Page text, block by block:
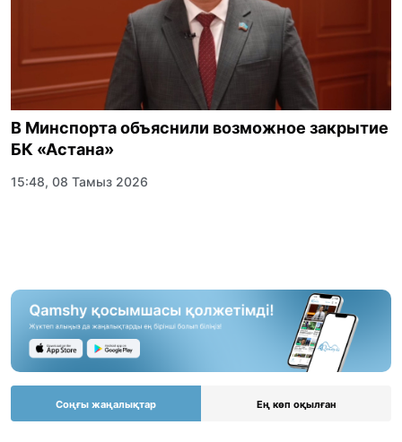
В Минспорта объяснили возможное закрытие
БК «Астана»
15:48, 08 Тамыз 2026
Соңғы жаңалықтар Ең көп оқылған